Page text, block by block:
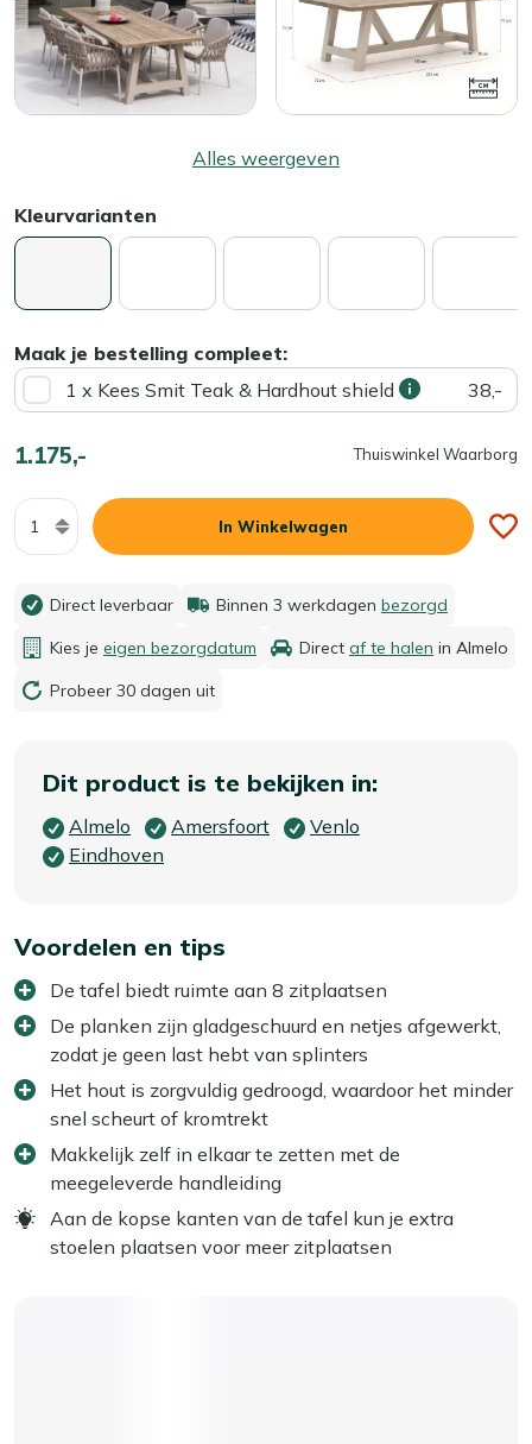
Alles weergeven
Kleurvarianten
Maak je bestelling compleet:
1 x Kees Smit Teak & Hardhout shield
38,-
1.175,- Thuiswinkel Waarborg
Aantal
In Winkelwagen
Direct leverbaar Binnen 3 werkdagen bezorgd
Kies je eigen bezorgdatum Direct af te halen in Almelo
Probeer 30 dagen uit
Dit product is te bekijken in:
Almelo Amersfoort
Venlo
Eindhoven
Voordelen en tips
De tafel biedt ruimte aan 8 zitplaatsen
De planken zijn gladgeschuurd en netjes afgewerkt,
zodat je geen last hebt van splinters
Het hout is zorgvuldig gedroogd, waardoor het minder
snel scheurt of kromtrekt
Makkelijk zelf in elkaar te zetten met de
meegeleverde handleiding
Aan de kopse kanten van de tafel kun je extra
stoelen plaatsen voor meer zitplaatsen